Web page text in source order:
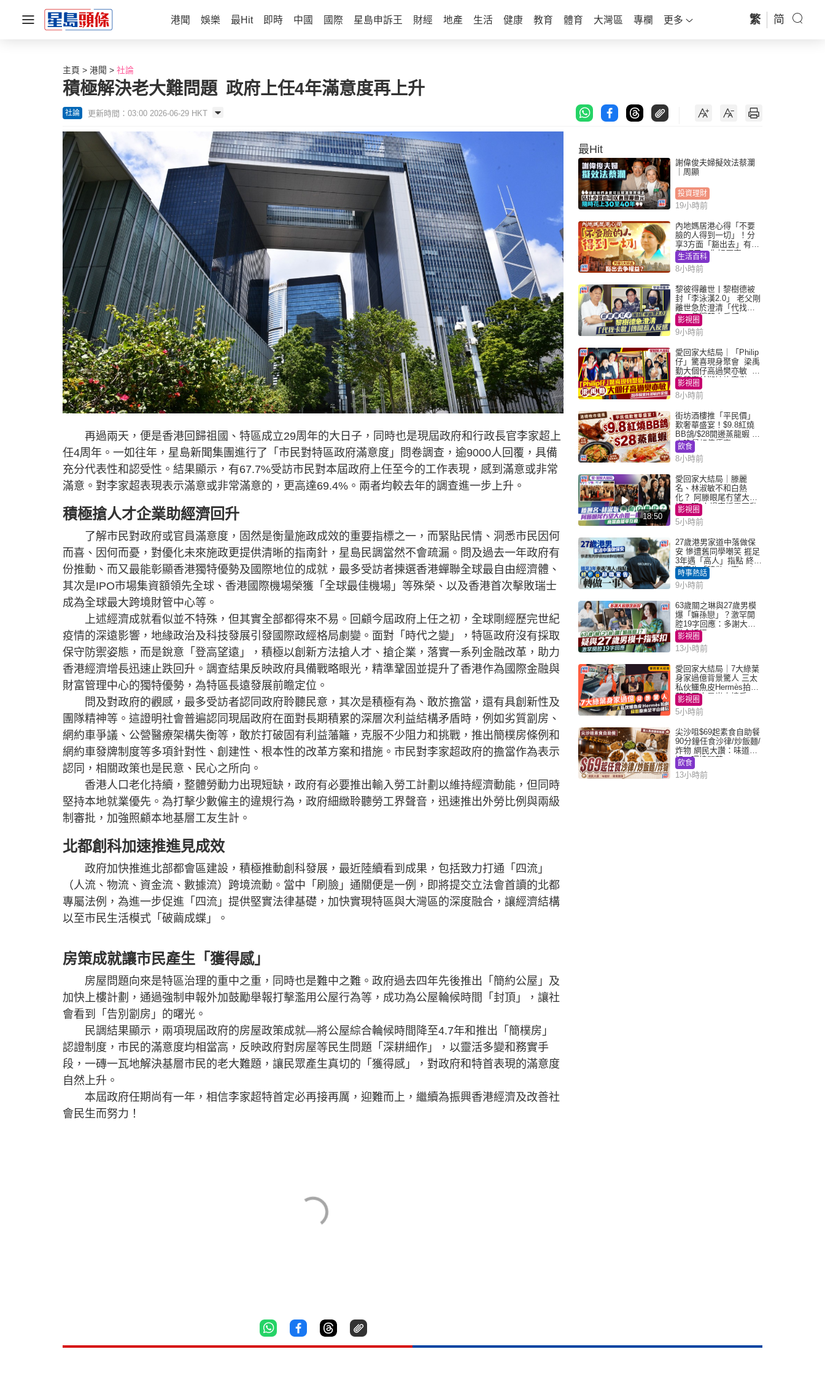
港聞 娛樂 最Hit 即時 中國 國際 星島申訴王 財經 地產 生活 健康 教育 體育 大灣區 專欄 更多 繁 简
主頁 港聞 社論
積極解決老大難問題 政府上任4年滿意度再上升
社論 更新時間：03:00 2026-06-29 HKT
再過兩天，便是香港回歸祖國、特區成立29周年的大日子，同時也是現屆政府和行政長官李家超上
任4周年。一如往年，星島新聞集團進行了「市民對特區政府滿意度」問卷調查，逾9000人回覆，具備
充分代表性和認受性。結果顯示，有67.7%受訪市民對本屆政府上任至今的工作表現，感到滿意或非常
滿意。對李家超表現表示滿意或非常滿意的，更高達69.4%。兩者均較去年的調查進一步上升。
積極搶人才企業助經濟回升
了解市民對政府或官員滿意度，固然是衡量施政成效的重要指標之一，而緊貼民情、洞悉市民因何
而喜、因何而憂，對優化未來施政更提供清晰的指南針，星島民調當然不會疏漏。問及過去一年政府有
份推動、而又最能彰顯香港獨特優勢及國際地位的成就，最多受訪者揀選香港蟬聯全球最自由經濟體、
其次是IPO市場集資額領先全球、香港國際機場榮獲「全球最佳機場」等殊榮、以及香港首次擊敗瑞士
成為全球最大跨境財管中心等。
上述經濟成就看似並不特殊，但其實全部都得來不易。回顧今屆政府上任之初，全球剛經歷完世紀
疫情的深遠影響，地緣政治及科技發展引發國際政經格局劇變。面對「時代之變」，特區政府沒有採取
保守防禦姿態，而是銳意「登高望遠」，積極以創新方法搶人才、搶企業，落實一系列金融改革，助力
香港經濟增長迅速止跌回升。調查結果反映政府具備戰略眼光，精準鞏固並提升了香港作為國際金融與
財富管理中心的獨特優勢，為特區長遠發展前瞻定位。
問及對政府的觀感，最多受訪者認同政府聆聽民意，其次是積極有為、敢於擔當，還有具創新性及
團隊精神等。這證明社會普遍認同現屆政府在面對長期積累的深層次利益結構矛盾時，例如劣質劏房、
網約車爭議、公營醫療架構失衡等，敢於打破固有利益藩籬，克服不少阻力和挑戰，推出簡樸房條例和
網約車發牌制度等多項針對性、創建性、根本性的改革方案和措施。市民對李家超政府的擔當作為表示
認同，相關政策也是民意、民心之所向。
香港人口老化持續，整體勞動力出現短缺，政府有必要推出輸入勞工計劃以維持經濟動能，但同時
堅持本地就業優先。為打擊少數僱主的違規行為，政府細緻聆聽勞工界聲音，迅速推出外勞比例與兩級
制審批，加強照顧本地基層工友生計。
北都創科加速推進見成效
政府加快推進北部都會區建設，積極推動創科發展，最近陸續看到成果，包括致力打通「四流」
（人流、物流、資金流、數據流）跨境流動。當中「刷臉」通關便是一例，即將提交立法會首讀的北都
專屬法例，為進一步促進「四流」提供堅實法律基礎，加快實現特區與大灣區的深度融合，讓經濟結構
以至市民生活模式「破繭成蝶」。
房策成就讓市民產生「獲得感」
房屋問題向來是特區治理的重中之重，同時也是難中之難。政府過去四年先後推出「簡約公屋」及
加快上樓計劃，通過強制申報外加鼓勵舉報打擊濫用公屋行為等，成功為公屋輪候時間「封頂」，讓社
會看到「告別劏房」的曙光。
民調結果顯示，兩項現屆政府的房屋政策成就—將公屋綜合輪候時間降至4.7年和推出「簡樸房」
認證制度，市民的滿意度均相當高，反映政府對房屋等民生問題「深耕細作」，以靈活多變和務實手
段，一磚一瓦地解決基層市民的老大難題，讓民眾產生真切的「獲得感」，對政府和特首表現的滿意度
自然上升。
本屆政府任期尚有一年，相信李家超特首定必再接再厲，迎難而上，繼續為振興香港經濟及改善社
會民生而努力！
最Hit
謝偉俊夫婦擬效法蔡瀾
｜周顯
投資理財
19小時前
內地媽居港心得「不要
臉的人得到一切」！分
享3方面「豁出去」有著
數 網民：你好厲害
生活百科
8小時前
黎彼得離世丨黎樹德被
封「李泳漢2.0」 老父剛
離世急於澄清「代找卡
數」傳聞惹人反感
影視圈
9小時前
愛回家大結局｜「Philip
仔」驚喜現身聚會 梁禹
勤大個仔高過樊亦敏 超
乖黐實林淑敏許家傑
影視圈
8小時前
街坊酒樓推「平民價」
歎奢華盛宴！$9.8紅燒
BB鴿/$28開邊蒸龍蝦 3
大晚餐超值優惠
飲食
8小時前
18:50
愛回家大結局｜滕麗
名、林淑敏不和白熱
化？ 阿滕眼尾冇望大小
姐一眼 商場直播零互動
影視圈
5小時前
27歲港男家道中落做保
安 慘遭舊同學嘲笑 捱足
3年遇「高人」指點 終辭
職宣告「轉做一事」｜
Juicy叮
時事熱話
9小時前
63歲關之琳與27歲男模
爆「嫲孫戀」？激罕開
腔19字回應：多謝大家
掛念近況
影視圈
13小時前
愛回家大結局｜7大綠葉
身家過億背景驚人 三太
私伙鱷魚皮Hermès拍劇
蘇姐原來是半山樓后
影視圈
5小時前
尖沙咀$69起素食自助餐
90分鐘任食沙律/炒飯麵/
炸物 網民大讚：味道
好，環境闊落
飲食
13小時前